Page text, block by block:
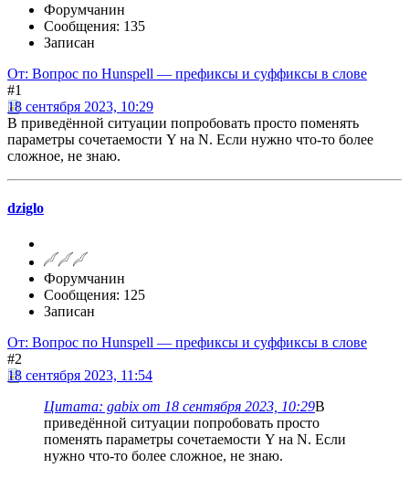
Форумчанин
Сообщения: 135
Записан
От: Вопрос по Hunspell — префиксы и суффиксы в слове
#1
18 сентября 2023, 10:29
В приведённой ситуации попробовать просто поменять
параметры сочетаемости Y на N. Если нужно что-то более
сложное, не знаю.
dziglo
Форумчанин
Сообщения: 125
Записан
От: Вопрос по Hunspell — префиксы и суффиксы в слове
#2
18 сентября 2023, 11:54
Цитата: gabix от 18 сентября 2023, 10:29В
приведённой ситуации попробовать просто
поменять параметры сочетаемости Y на N. Если
нужно что-то более сложное, не знаю.